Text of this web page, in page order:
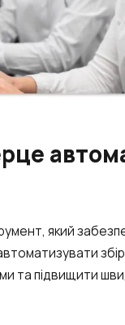
який
та підвищити